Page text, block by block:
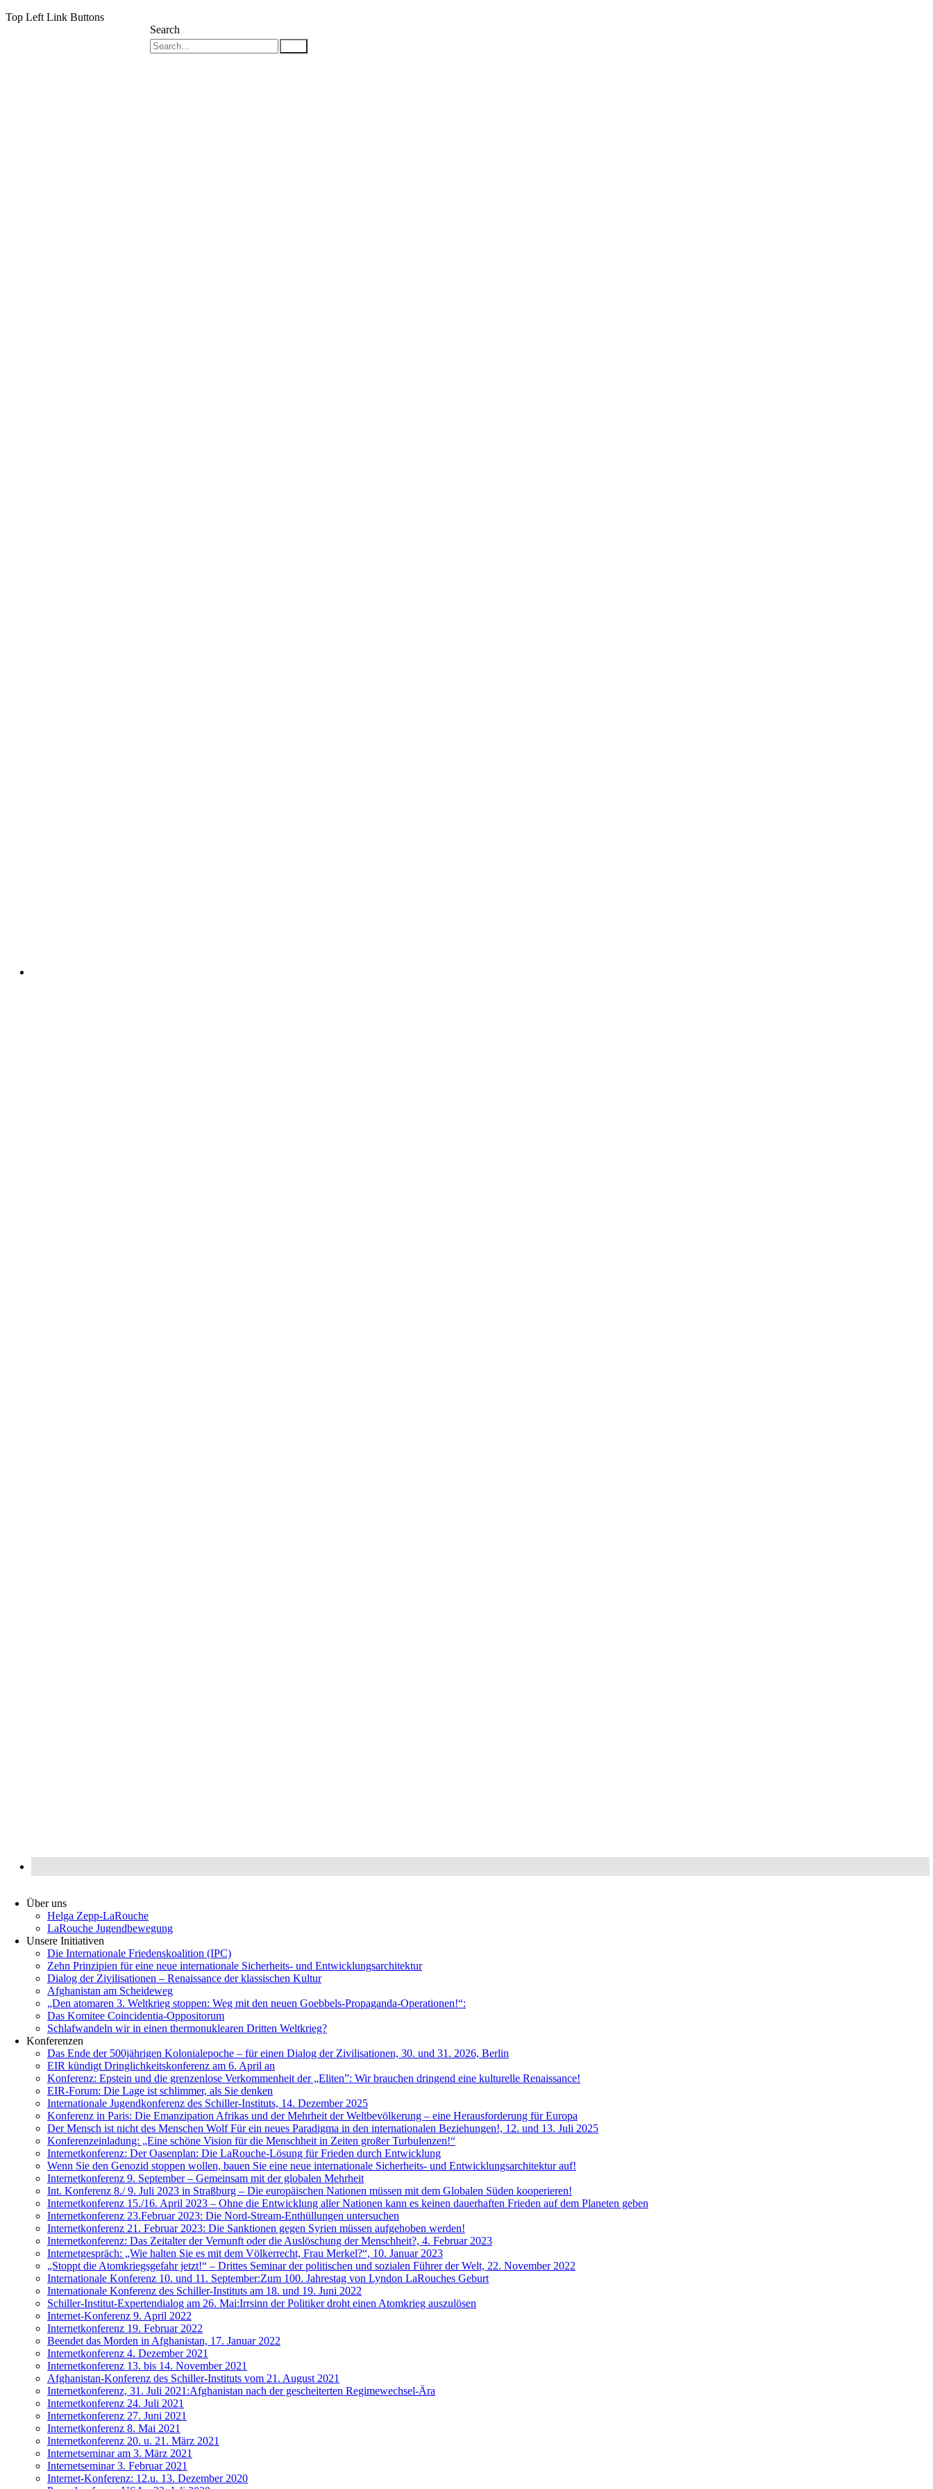
Top Left Link Buttons
Search
Über uns
Helga Zepp-LaRouche
LaRouche Jugendbewegung
Unsere Initiativen
Die Internationale Friedenskoalition (IPC)
­Zehn Prinzipien für eine neue internationale Sicherheits- und Entwicklungsarchitektur
Dialog der Zivilisationen – Renaissance der klassischen Kultur
Afghanistan am Scheideweg
„Den atomaren 3. Weltkrieg stoppen: Weg mit den neuen Goebbels-Propaganda-Operationen!“:
Das Komitee Coincidentia-Oppositorum
Schlafwandeln wir in einen thermonuklearen Dritten Weltkrieg?
Konferenzen
Das Ende der 500jährigen Kolonialepoche – für einen Dialog der Zivilisationen, 30. und 31. 2026, Berlin
EIR kündigt Dringlichkeitskonferenz am 6. April an
Konferenz: Epstein und die grenzenlose Verkommenheit der „Eliten”: Wir brauchen dringend eine kulturelle Renaissance!
EIR-Forum: Die Lage ist schlimmer, als Sie denken
Internationale Jugendkonferenz des Schiller-Instituts, 14. Dezember 2025
Konferenz in Paris: Die Emanzipation Afrikas und der Mehrheit der Weltbevölkerung – eine Herausforderung für Europa
Der Mensch ist nicht des Menschen Wolf Für ein neues Paradigma in den internationalen Beziehungen!, 12. und 13. Juli 2025
Konferenzeinladung: „Eine schöne Vision für die Menschheit in Zeiten großer Turbulenzen!“
Internetkonferenz: Der Oasenplan: Die LaRouche-Lösung für Frieden durch Entwicklung
Wenn Sie den Genozid stoppen wollen, bauen Sie eine neue internationale Sicherheits- und Entwicklungsarchitektur auf!
Internetkonferenz 9. September – Gemeinsam mit der globalen Mehrheit
Int. Konferenz 8./ 9. Juli 2023 in Straßburg – Die europäischen Nationen müssen mit dem Globalen Süden kooperieren!
Internetkonferenz 15./16. April 2023 – Ohne die Entwicklung aller Nationen kann es keinen dauerhaften Frieden auf dem Planeten geben
Internetkonferenz 23.Februar 2023: Die Nord-Stream-Enthüllungen untersuchen
Internetkonferenz 21. Februar 2023: Die Sanktionen gegen Syrien müssen aufgehoben werden!
Internetkonferenz: Das Zeitalter der Vernunft oder die Auslöschung der Menschheit?, 4. Februar 2023
Internetgespräch: „Wie halten Sie es mit dem Völkerrecht, Frau Merkel?“, 10. Januar 2023
„Stoppt die Atomkriegsgefahr jetzt!“ – Drittes Seminar der politischen und sozialen Führer der Welt, 22. November 2022
Internationale Konferenz 10. und 11. September:Zum 100. Jahrestag von Lyndon LaRouches Geburt
Internationale Konferenz des Schiller-Instituts am 18. und 19. Juni 2022
Schiller-Institut-Expertendialog am 26. Mai:Irrsinn der Politiker droht einen Atomkrieg auszulösen
Internet-Konferenz 9. April 2022
Internetkonferenz 19. Februar 2022
Beendet das Morden in Afghanistan, 17. Januar 2022
Internetkonferenz 4. Dezember 2021
Internetkonferenz 13. bis 14. November 2021
Afghanistan-Konferenz des Schiller-Instituts vom 21. August 2021
Internetkonferenz, 31. Juli 2021:Afghanistan nach der gescheiterten Regimewechsel-Ära
Internetkonferenz 24. Juli 2021
Internetkonferenz 27. Juni 2021
Internetkonferenz 8. Mai 2021
Internetkonferenz 20. u. 21. März 2021
Internetseminar am 3. März 2021
Internetseminar 3. Februar 2021
Internet-Konferenz: 12.u. 13. Dezember 2020